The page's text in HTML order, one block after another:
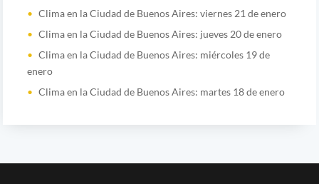
Clima en la Ciudad de Buenos Aires: viernes 21 de enero
Clima en la Ciudad de Buenos Aires: jueves 20 de enero
Clima en la Ciudad de Buenos Aires: miércoles 19 de
enero
Clima en la Ciudad de Buenos Aires: martes 18 de enero